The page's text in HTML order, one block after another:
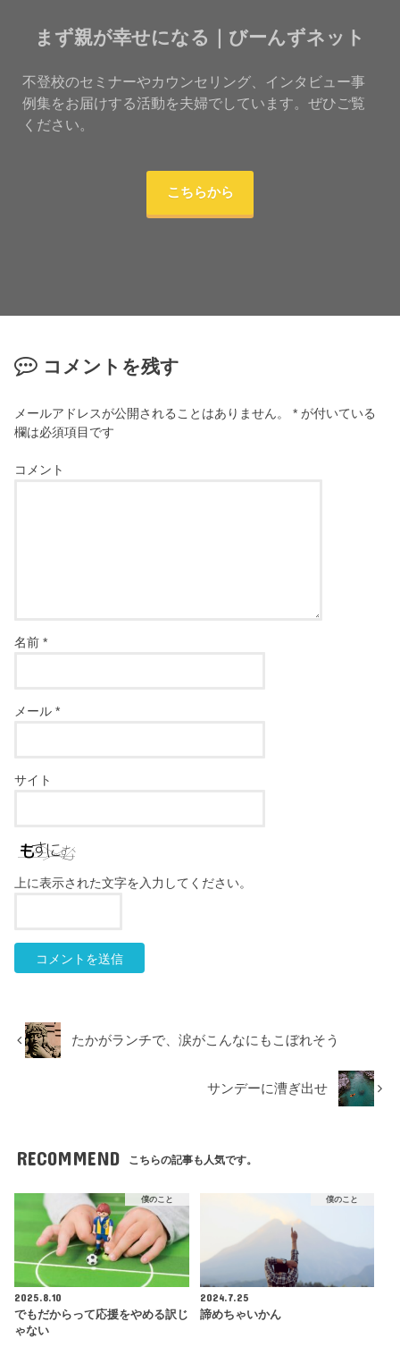
まず親が幸せになる｜びーんずネット
不登校のセミナーやカウンセリング、インタビュー事
例集をお届けする活動を夫婦でしています。ぜひご覧
ください。
こちらから
コメントを残す
メールアドレスが公開されることはありません。 * が付いている
欄は必須項目です
コメント
名前*
メール*
サイト
上に表示された文字を入力してください。
たかがランチで、涙がこんなにもこぼれそう
サンデーに漕ぎ出せ
RECOMMEND こちらの記事も人気です。
僕のこと
2025.8.10
でもだからって応援をやめる訳じ
ゃない
僕のこと
2024.7.25
諦めちゃいかん